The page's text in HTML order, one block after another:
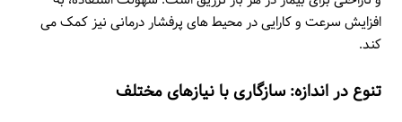
افزایش سرعت و کارایی در محیط های پرفشار درمانی نیز کمک می
کند.
تنوع در اندازه: سازگاری با نیازهای مختلف